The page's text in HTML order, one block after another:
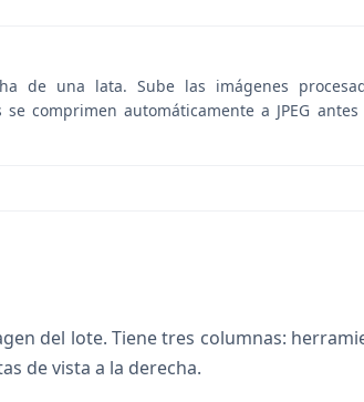
de una lata. Sube las imágenes
comprimen automáticamente a JPEG antes
del lote. Tiene tres columnas:
de vista a la derecha.